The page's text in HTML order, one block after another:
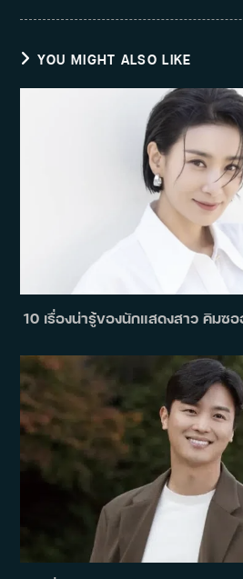
YOU MIGHT ALSO LIKE
10 เรื่องน่ารู้ของนักแสดงสาว คิมซ